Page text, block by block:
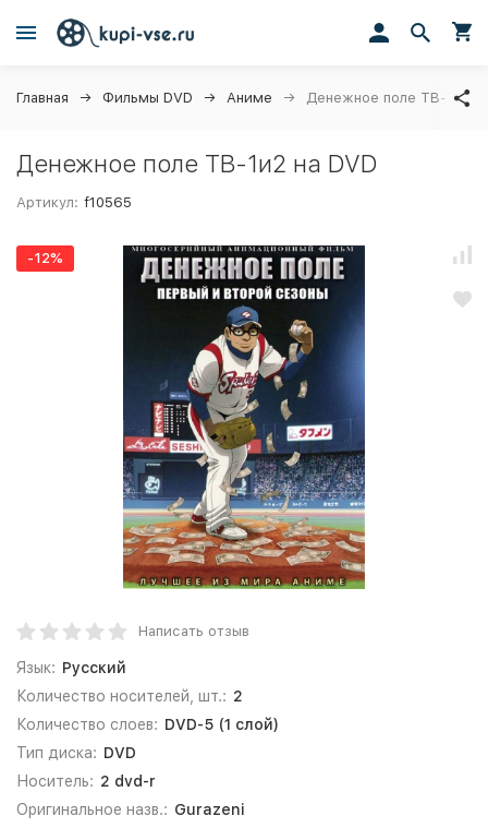
Главная Фильмы DVD Аниме Денежное поле ТВ-1и2
Денежное поле ТВ-1и2 на DVD
Артикул: f10565
-12%
Написать отзыв
Язык: Русский
Количество носителей, шт.: 2
Количество слоев: DVD-5 (1 слой)
Тип диска: DVD
Носитель: 2 dvd-r
Оригинальное назв.: Gurazeni